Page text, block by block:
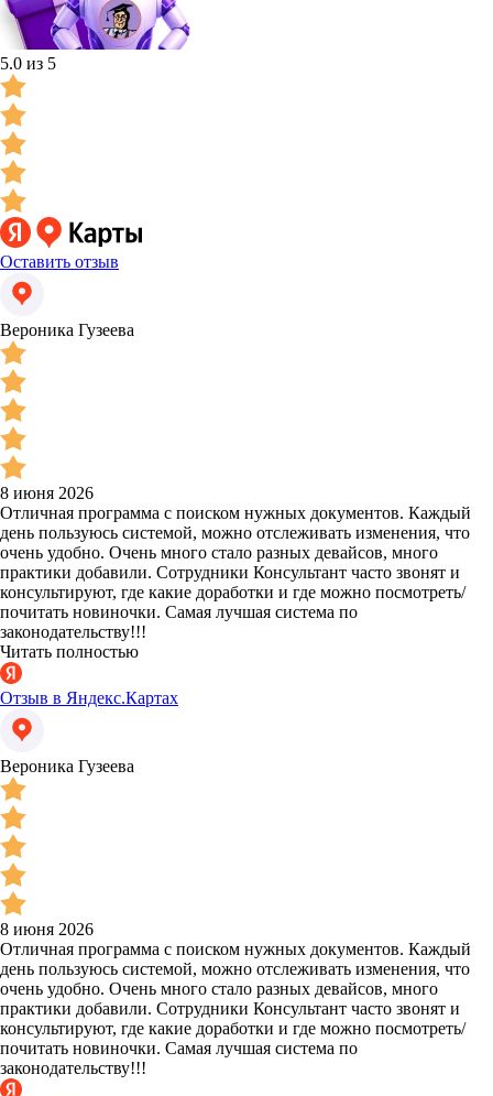
5.0 из 5
Оставить отзыв
Вероника Гузеева
8 июня 2026
Отличная программа с поиском нужных документов. Каждый
день пользуюсь системой, можно отслеживать изменения, что
очень удобно. Очень много стало разных девайсов, много
практики добавили. Сотрудники Консультант часто звонят и
консультируют, где какие доработки и где можно посмотреть/
почитать новиночки. Самая лучшая система по
законодательству!!!
Читать полностью
Отзыв в Яндекс.Картах
Вероника Гузеева
8 июня 2026
Отличная программа с поиском нужных документов. Каждый
день пользуюсь системой, можно отслеживать изменения, что
очень удобно. Очень много стало разных девайсов, много
практики добавили. Сотрудники Консультант часто звонят и
консультируют, где какие доработки и где можно посмотреть/
почитать новиночки. Самая лучшая система по
законодательству!!!